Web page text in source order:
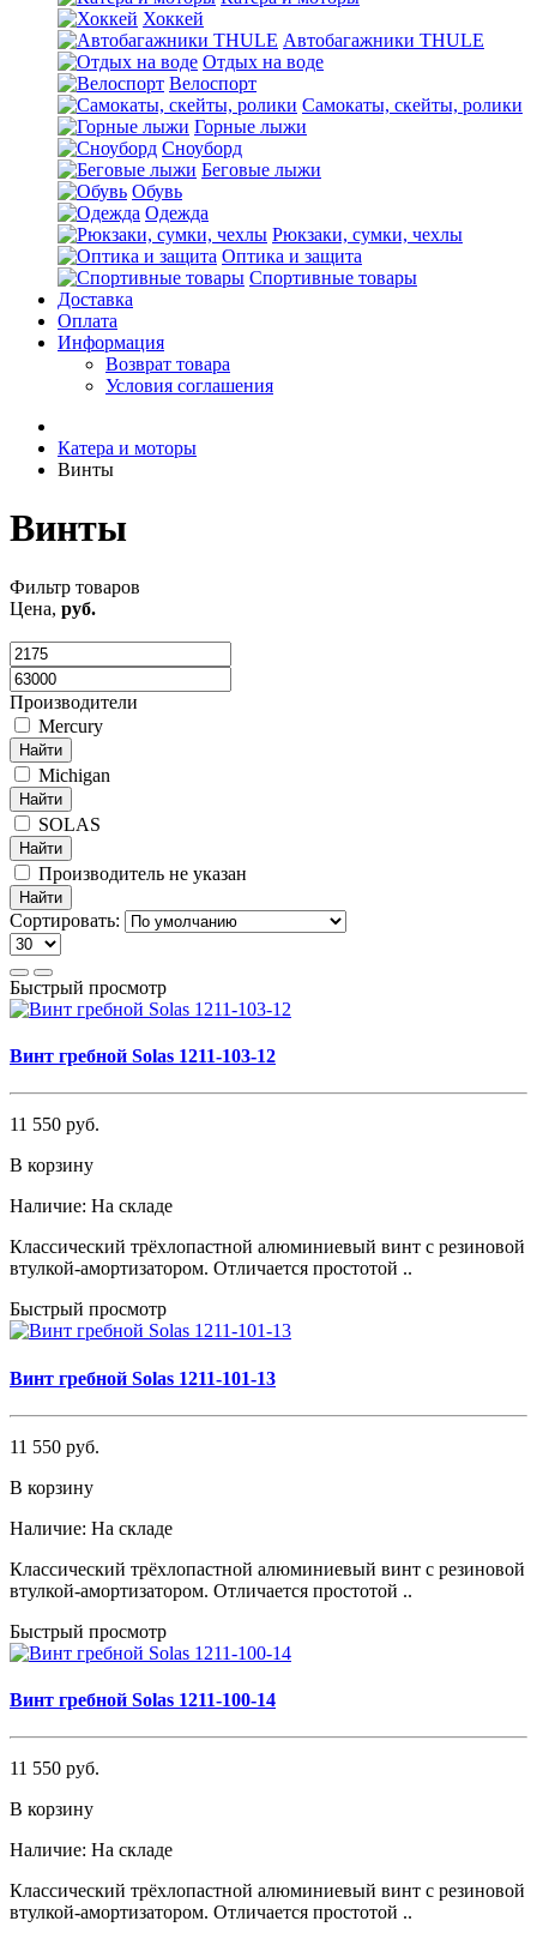
Хоккей
Автобагажники THULE
Отдых на воде
Велоспорт
Самокаты, скейты, ролики
Горные лыжи
Сноуборд
Беговые лыжи
Обувь
Одежда
Рюкзаки, сумки, чехлы
Оптика и защита
Спортивные товары
Доставка
Оплата
Информация
Возврат товара
Условия соглашения
Катера и моторы
Винты
Винты
Фильтр товаров
Цена, руб.
Производители
Mercury
Найти
Michigan
Найти
SOLAS
Найти
Производитель не указан
Найти
Сортировать:
Быстрый просмотр
Винт гребной Solas 1211-103-12
11 550 руб.
В корзину
Наличие: На складе
Классический трёхлопастной алюминиевый винт с резиновой
втулкой-амортизатором. Отличается простотой ..
Быстрый просмотр
Винт гребной Solas 1211-101-13
11 550 руб.
В корзину
Наличие: На складе
Классический трёхлопастной алюминиевый винт с резиновой
втулкой-амортизатором. Отличается простотой ..
Быстрый просмотр
Винт гребной Solas 1211-100-14
11 550 руб.
В корзину
Наличие: На складе
Классический трёхлопастной алюминиевый винт с резиновой
втулкой-амортизатором. Отличается простотой ..